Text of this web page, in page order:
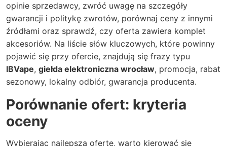
opinie sprzedawcy, zwróć uwagę na szczegóły
gwarancji i politykę zwrotów, porównaj ceny z innymi
źródłami oraz sprawdź, czy oferta zawiera komplet
akcesoriów. Na liście słów kluczowych, które powinny
pojawić się przy ofercie, znajdują się frazy typu
IBVape, giełda elektroniczna wrocław, promocja, rabat
sezonowy, lokalny odbiór, gwarancja producenta.
Porównanie ofert: kryteria
oceny
Wybierając najlepszą ofertę, warto kierować się